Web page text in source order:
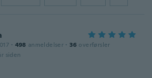
· 498 anmeldelser · 36 overførsler
siden